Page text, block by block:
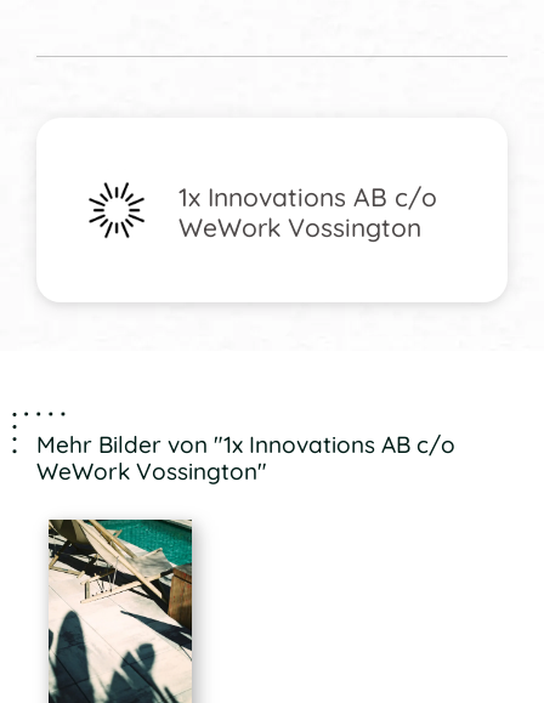
1x Innovations AB c/o
WeWork Vossington
Mehr Bilder von "1x Innovations AB c/o
WeWork Vossington"